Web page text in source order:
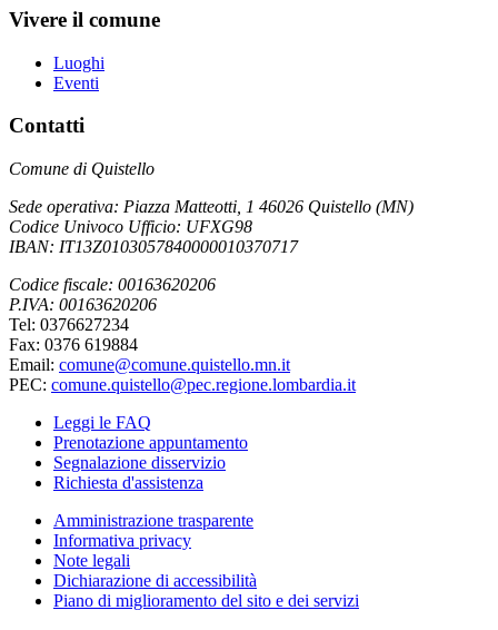
Vivere il comune
Luoghi
Eventi
Contatti
Comune di Quistello
Sede operativa: Piazza Matteotti, 1 46026 Quistello (MN)
Codice Univoco Ufficio: UFXG98
IBAN: IT13Z0103057840000010370717
Codice fiscale: 00163620206
P.IVA: 00163620206
Tel: 0376627234
Fax: 0376 619884
Email: comune@comune.quistello.mn.it
PEC: comune.quistello@pec.regione.lombardia.it
Leggi le FAQ
Prenotazione appuntamento
Segnalazione disservizio
Richiesta d'assistenza
Amministrazione trasparente
Informativa privacy
Note legali
Dichiarazione di accessibilità
Piano di miglioramento del sito e dei servizi